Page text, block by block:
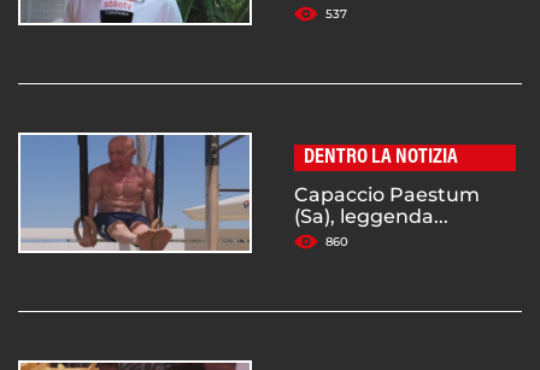
537
DENTRO LA NOTIZIA
Capaccio Paestum
(Sa), leggenda...
860